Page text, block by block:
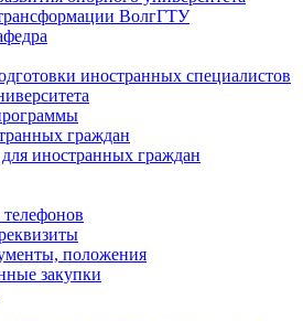
ВолгГТУ
иностранных специалистов
граждан
иностранных граждан
положения
закупки